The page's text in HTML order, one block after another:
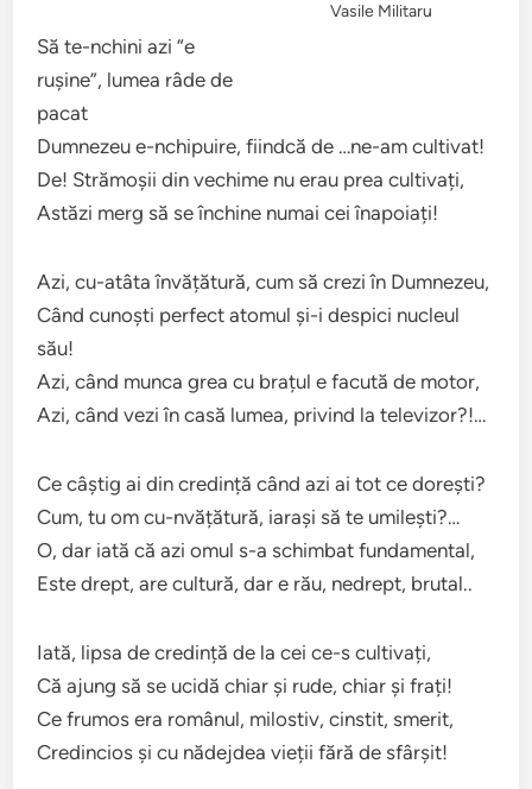
Vasile Militaru
Să te-nchini azi “e
rușine”, lumea râde de
pacat
Dumnezeu e-nchipuire, fiindcă de …ne-am cultivat!
De! Strămoșii din vechime nu erau prea cultivați,
Astăzi merg să se închine numai cei înapoiați!
Azi, cu-atâta învățătură, cum să crezi în Dumnezeu,
Când cunoști perfect atomul și-i despici nucleul
său!
Azi, când munca grea cu brațul e facută de motor,
Azi, când vezi în casă lumea, privind la televizor?!…
Ce câștig ai din credință când azi ai tot ce dorești?
Cum, tu om cu-nvățătură, iarași să te umilești?…
O, dar iată că azi omul s-a schimbat fundamental,
Este drept, are cultură, dar e rău, nedrept, brutal..
Iată, lipsa de credință de la cei ce-s cultivați,
Că ajung să se ucidă chiar și rude, chiar și frați!
Ce frumos era românul, milostiv, cinstit, smerit,
Credincios și cu nădejdea vieții fără de sfârșit!